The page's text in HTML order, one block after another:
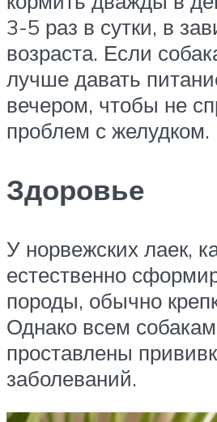
3-5 раз в сутки, в
возраста. Если
лучше давать
вечером, чтобы не
проблем с желудком.
Здоровье
У норвежских лаек,
естественно
породы, обычно
Однако всем
проставлены
заболеваний.